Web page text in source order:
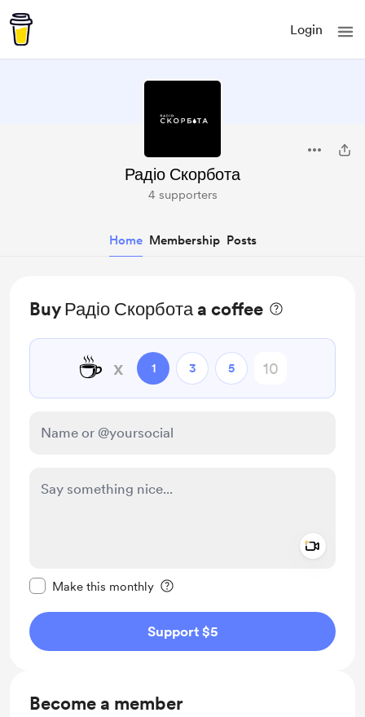
Login
Радіо Скорбота
4 supporters
Home Membership Posts
Buy Радіо Скорбота a coffee
☕ x 1 3 5
Make this monthly
Support $5
Become a member